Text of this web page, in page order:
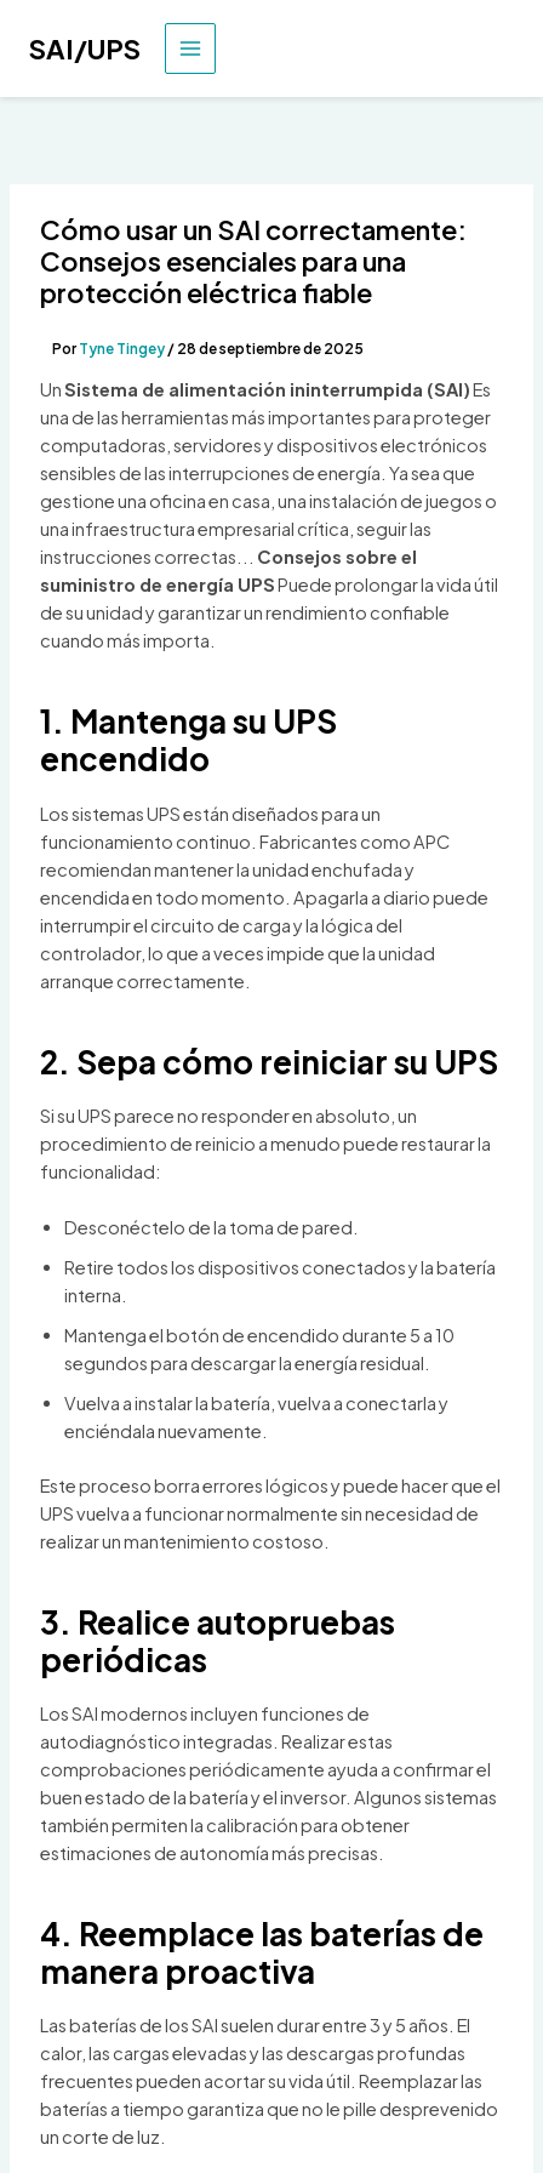
contenido
SAI/UPS
MENÚ
Cómo usar un SAI correctamente:
Consejos esenciales para una
protección eléctrica fiable
PorTyne Tingey / 28 de septiembre de 2025
UnSistema de alimentación ininterrumpida (SAI)Es
una de las herramientas más importantes para proteger
computadoras, servidores y dispositivos electrónicos
sensibles de las interrupciones de energía. Ya sea que
gestione una oficina en casa, una instalación de juegos o
una infraestructura empresarial crítica, seguir las
instrucciones correctas... Consejos sobre el
suministro de energía UPSPuede prolongar la vida útil
de su unidad y garantizar un rendimiento confiable
cuando más importa.
1. Mantenga su UPS
encendido
Los sistemas UPS están diseñados para un
funcionamiento continuo. Fabricantes como APC
recomiendan mantener la unidad enchufada y
encendida en todo momento. Apagarla a diario puede
interrumpir el circuito de carga y la lógica del
controlador, lo que a veces impide que la unidad
arranque correctamente.
2. Sepa cómo reiniciar su UPS
Si su UPS parece no responder en absoluto, un
procedimiento de reinicio a menudo puede restaurar la
funcionalidad:
Desconéctelo de la toma de pared.
Retire todos los dispositivos conectados y la batería
interna.
Mantenga el botón de encendido durante 5 a 10
segundos para descargar la energía residual.
Vuelva a instalar la batería, vuelva a conectarla y
enciéndala nuevamente.
Este proceso borra errores lógicos y puede hacer que el
UPS vuelva a funcionar normalmente sin necesidad de
realizar un mantenimiento costoso.
3. Realice autopruebas
periódicas
Los SAI modernos incluyen funciones de
autodiagnóstico integradas. Realizar estas
comprobaciones periódicamente ayuda a confirmar el
buen estado de la batería y el inversor. Algunos sistemas
también permiten la calibración para obtener
estimaciones de autonomía más precisas.
4. Reemplace las baterías de
manera proactiva
Las baterías de los SAI suelen durar entre 3 y 5 años. El
calor, las cargas elevadas y las descargas profundas
frecuentes pueden acortar su vida útil. Reemplazar las
baterías a tiempo garantiza que no le pille desprevenido
un corte de luz.